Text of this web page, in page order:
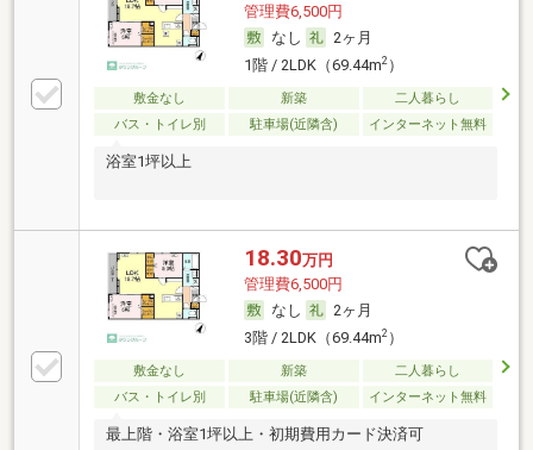
管理費6,500円
なし
2ヶ月
1階 / 2LDK（69.44m2）
敷金なし 新築
二人暮らし
バス・トイレ別
駐車場(近隣含) インターネット無料
浴室1坪以上
18.30万円
管理費6,500円
なし
2ヶ月
3階 / 2LDK（69.44m2）
敷金なし 新築
二人暮らし
バス・トイレ別
駐車場(近隣含) インターネット無料
最上階・浴室1坪以上・初期費用カード決済可